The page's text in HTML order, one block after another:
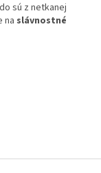
sú z netkanej
na slávnostné